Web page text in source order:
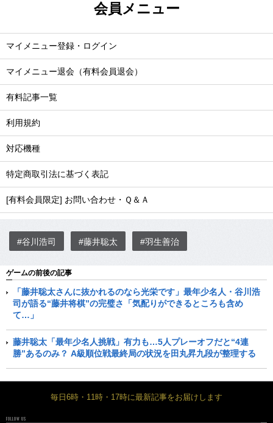
会員メニュー
マイメニュー登録・ログイン
マイメニュー退会（有料会員退会）
有料記事一覧
利用規約
対応機種
特定商取引法に基づく表記
[有料会員限定] お問い合わせ・Ｑ＆Ａ
#谷川浩司 #藤井聡太 #羽生善治
ゲームの前後の記事
「藤井聡太さんに抜かれるのなら光栄です」最年少名人・谷川浩
司が語る“藤井将棋”の完璧さ「気配りができるところも含め
て…」
藤井聡太「最年少名人挑戦」有力も…5人プレーオフだと“4連
勝”あるのみ？ A級順位戦最終局の状況を田丸昇九段が整理する
毎日6時・11時・17時に最新記事をお届けします
FOLLOW US